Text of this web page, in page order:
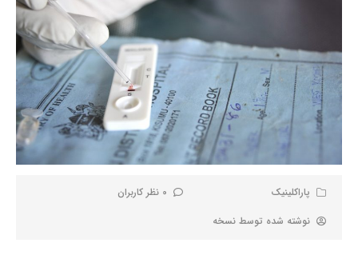
پاراکلینیک
0 نظر کاربران
نوشته شده توسط نسخه